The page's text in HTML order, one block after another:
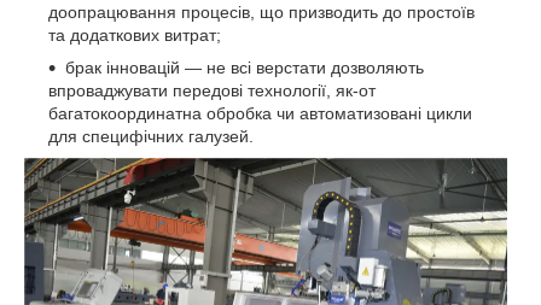
доопрацювання процесів, що призводить до простоїв
та додаткових витрат;
брак інновацій — не всі верстати дозволяють
впроваджувати передові технології, як-от
багатокоординатна обробка чи автоматизовані цикли
для специфічних галузей.